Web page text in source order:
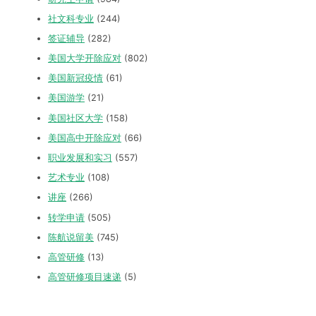
社文科专业 (244)
签证辅导 (282)
美国大学开除应对 (802)
美国新冠疫情 (61)
美国游学 (21)
美国社区大学 (158)
美国高中开除应对 (66)
职业发展和实习 (557)
艺术专业 (108)
讲座 (266)
转学申请 (505)
陈航说留美 (745)
高管研修 (13)
高管研修项目速递 (5)